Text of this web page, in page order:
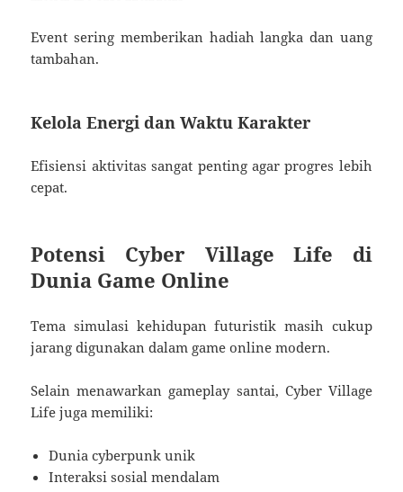
Event sering memberikan hadiah langka dan uang
tambahan.
Kelola Energi dan Waktu Karakter
Efisiensi aktivitas sangat penting agar progres lebih
cepat.
Potensi Cyber Village Life di
Dunia Game Online
Tema simulasi kehidupan futuristik masih cukup
jarang digunakan dalam game online modern.
Selain menawarkan gameplay santai, Cyber Village
Life juga memiliki:
Dunia cyberpunk unik
Interaksi sosial mendalam